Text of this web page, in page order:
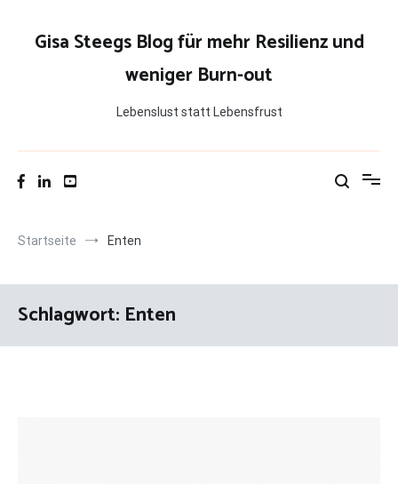
springenGisa Steegs Blog für mehr Resilienz und
weniger Burn-out
Lebenslust statt Lebensfrust
Startseite Enten
Schlagwort: Enten